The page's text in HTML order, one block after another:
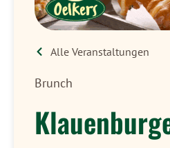
Alle Veranstaltungen
Brunch